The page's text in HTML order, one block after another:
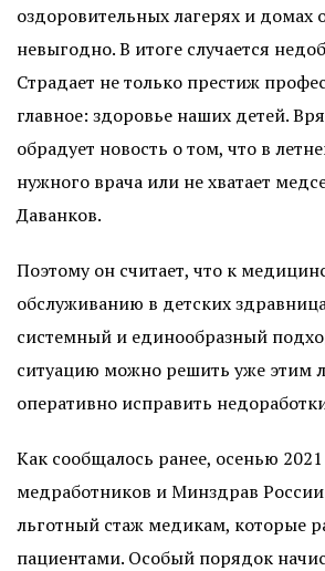
оздоровительных лагерях и домах
невыгодно. В итоге случается
Страдает не только престиж
главное: здоровье наших детей.
обрадует новость о том, что в
нужного врача или не хватает
Даванков.
Поэтому он считает, что к
обслуживанию в детских
системный и единообразный
ситуацию можно решить уже этим
оперативно исправить
Как сообщалось ранее, осенью
медработников и Минздрав
льготный стаж медикам, которые
пациентами. Особый порядок